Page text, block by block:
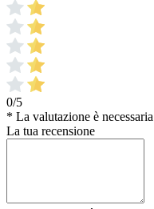
0/5
* La valutazione è necessaria
La tua recensione